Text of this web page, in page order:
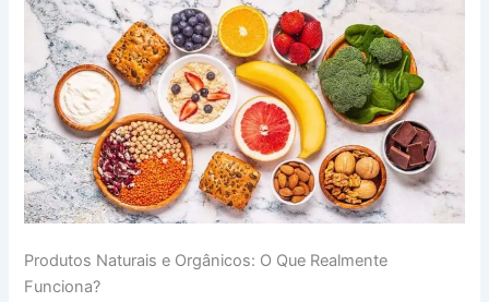
Produtos Naturais e Orgânicos: O Que Realmente
Funciona?